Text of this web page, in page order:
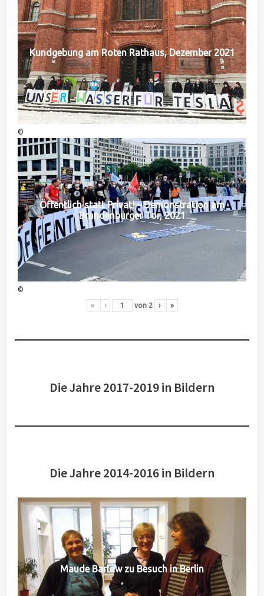
Kundgebung am Roten Rathaus, Dezember 2021
©
Öffentlich statt Privat! – Demonstration am
Brandenburger Tor, 2021
©
« ‹ von 2 › »
Die Jahre 2017-2019 in Bildern
Die Jahre 2014-2016 in Bildern
Maude Barlow zu Besuch in Berlin